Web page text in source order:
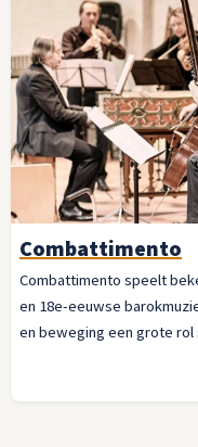
Combattimento
Combattimento speelt
en 18e-eeuwse
en beweging een grote rol